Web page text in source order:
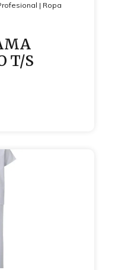
| Ropa
T/S